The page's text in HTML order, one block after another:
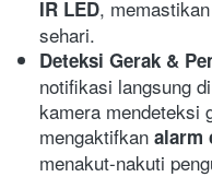
IR LED,
sehari.
Deteksi Gerak &
notifikasi langsung
kamera mendeteksi
mengaktifkan alarm
menakut-nakuti